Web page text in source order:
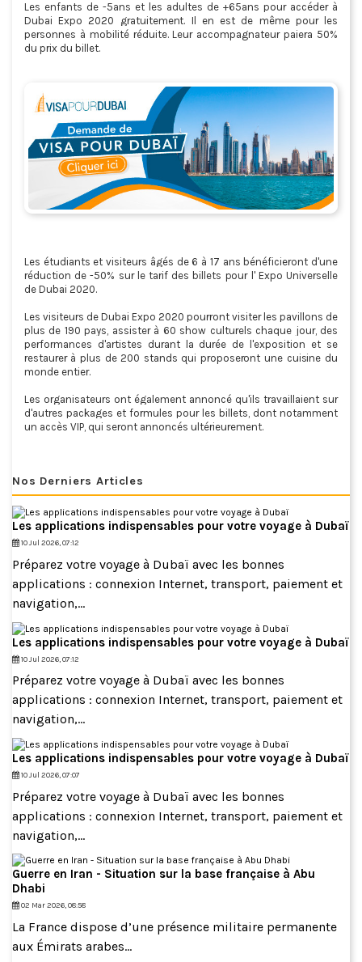
Les enfants de -5ans et les adultes de +65ans pour accéder à
Dubai Expo 2020 gratuitement. Il en est de même pour les
personnes à mobilité réduite. Leur accompagnateur paiera 50%
du prix du billet.
Les étudiants et visiteurs âgés de 6 à 17 ans bénéficieront d'une
réduction de -50% sur le tarif des billets pour l' Expo Universelle
de Dubai 2020.
Les visiteurs de Dubai Expo 2020 pourront visiter les pavillons de
plus de 190 pays, assister à 60 show culturels chaque jour, des
performances d'artistes durant la durée de l'exposition et se
restaurer à plus de 200 stands qui proposeront une cuisine du
monde entier.
Les organisateurs ont également annoncé qu'ils travaillaient sur
d'autres packages et formules pour les billets, dont notamment
un accès VIP, qui seront annoncés ultérieurement.
Nos Derniers Articles
Les applications indispensables pour votre voyage à Dubaï
10 Jul 2026, 07:12
Préparez votre voyage à Dubaï avec les bonnes
applications : connexion Internet, transport, paiement et
navigation,...
Les applications indispensables pour votre voyage à Dubaï
10 Jul 2026, 07:12
Préparez votre voyage à Dubaï avec les bonnes
applications : connexion Internet, transport, paiement et
navigation,...
Les applications indispensables pour votre voyage à Dubaï
10 Jul 2026, 07:07
Préparez votre voyage à Dubaï avec les bonnes
applications : connexion Internet, transport, paiement et
navigation,...
Guerre en Iran - Situation sur la base française à Abu
Dhabi
02 Mar 2026, 08:58
La France dispose d’une présence militaire permanente
aux Émirats arabes...